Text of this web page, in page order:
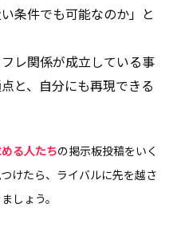
条件でも可能なのか」と
レ関係が成立している事
と、自分にも再現できる
る人たちの掲示板投稿をいく
けたら、ライバルに先を越さ
しょう。